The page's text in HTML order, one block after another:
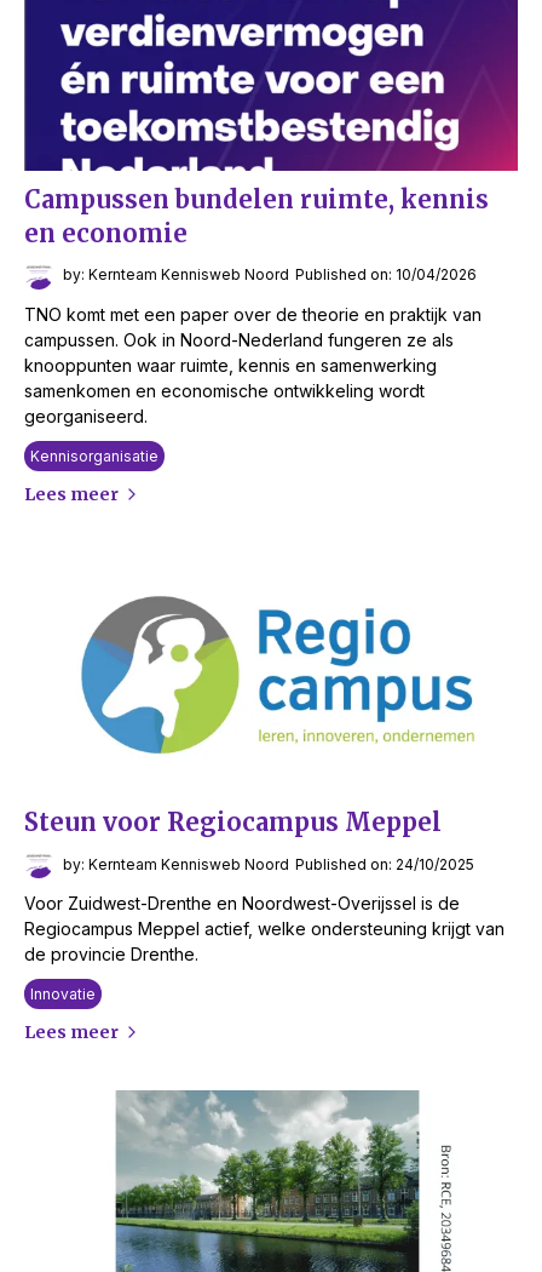
Campussen bundelen ruimte, kennis
en economie
by: Kernteam Kennisweb Noord Published on: 10/04/2026
TNO komt met een paper over de theorie en praktijk van
campussen. Ook in Noord-Nederland fungeren ze als
knooppunten waar ruimte, kennis en samenwerking
samenkomen en economische ontwikkeling wordt
georganiseerd.
Kennisorganisatie
Lees meer
Steun voor Regiocampus Meppel
by: Kernteam Kennisweb Noord Published on: 24/10/2025
Voor Zuidwest-Drenthe en Noordwest-Overijssel is de
Regiocampus Meppel actief, welke ondersteuning krijgt van
de provincie Drenthe.
Innovatie
Lees meer